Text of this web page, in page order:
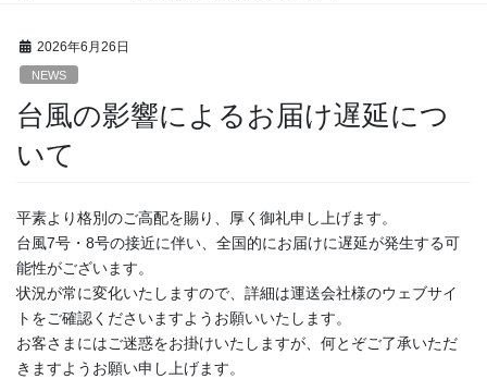
2026年6月26日
NEWS
台風の影響によるお届け遅延につ
いて
平素より格別のご高配を賜り、厚く御礼申し上げます。
台風7号・8号の接近に伴い、全国的にお届けに遅延が発生する可
能性がございます。
状況が常に変化いたしますので、詳細は運送会社様のウェブサイ
トをご確認くださいますようお願いいたします。
お客さまにはご迷惑をお掛けいたしますが、何とぞご了承いただ
きますようお願い申し上げます。